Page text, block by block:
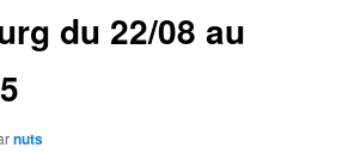
du 22/08 au
nuts